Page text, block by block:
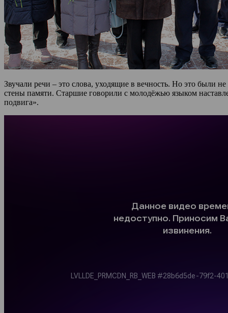
Звучали речи – это слова, уходящие в вечность. Но это были
стены памяти. Старшие говорили с молодёжью языком
подвига».